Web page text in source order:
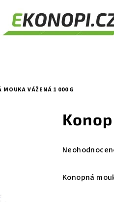
MOUKA VÁŽENÁ 1 000 G
Průměrné
produktu
Konopná